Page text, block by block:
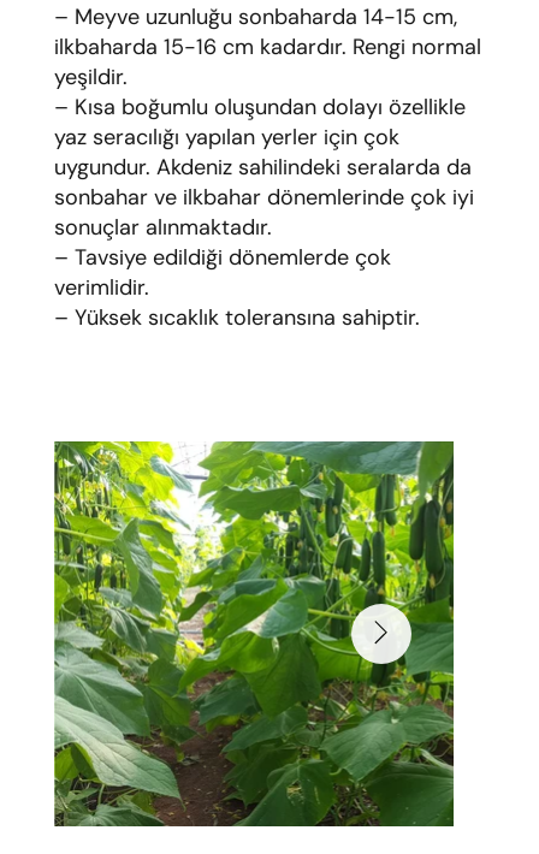
– Meyve uzunluğu sonbaharda 14-15 cm,
ilkbaharda 15-16 cm kadardır. Rengi normal
yeşildir.
– Kısa boğumlu oluşundan dolayı özellikle
yaz seracılığı yapılan yerler için çok
uygundur. Akdeniz sahilindeki seralarda da
sonbahar ve ilkbahar dönemlerinde çok iyi
sonuçlar alınmaktadır.
– Tavsiye edildiği dönemlerde çok
verimlidir.
– Yüksek sıcaklık toleransına sahiptir.